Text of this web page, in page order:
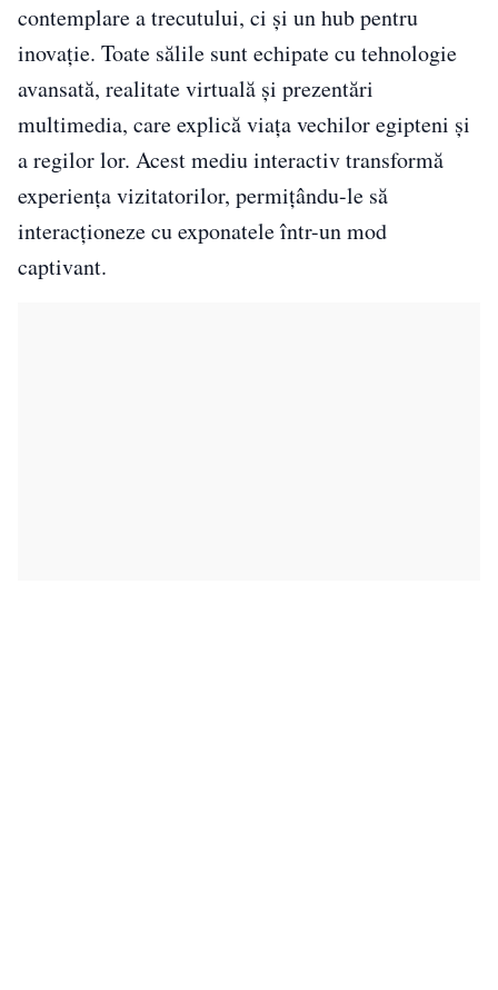
contemplare a trecutului, ci și un hub pentru
inovație. Toate sălile sunt echipate cu tehnologie
avansată, realitate virtuală și prezentări
multimedia, care explică viața vechilor egipteni și
a regilor lor. Acest mediu interactiv transformă
experiența vizitatorilor, permițându-le să
interacționeze cu exponatele într-un mod
captivant.